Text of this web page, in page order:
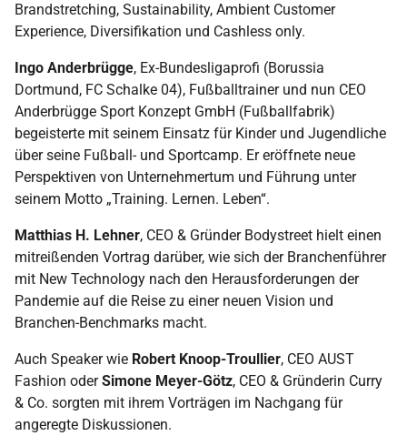
Brandstretching, Sustainability, Ambient Customer
Experience, Diversifikation und Cashless only.
Ingo Anderbrügge, Ex-Bundesligaprofi (Borussia
Dortmund, FC Schalke 04), Fußballtrainer und nun CEO
Anderbrügge Sport Konzept GmbH (Fußballfabrik)
begeisterte mit seinem Einsatz für Kinder und Jugendliche
über seine Fußball- und Sportcamp. Er eröffnete neue
Perspektiven von Unternehmertum und Führung unter
seinem Motto „Training. Lernen. Leben“.
Matthias H. Lehner, CEO & Gründer Bodystreet hielt einen
mitreißenden Vortrag darüber, wie sich der Branchenführer
mit New Technology nach den Herausforderungen der
Pandemie auf die Reise zu einer neuen Vision und
Branchen-Benchmarks macht.
Auch Speaker wie Robert Knoop-Troullier, CEO AUST
Fashion oderSimone Meyer-Götz, CEO & Gründerin Curry
& Co. sorgten mit ihrem Vorträgen im Nachgang für
angeregte Diskussionen.